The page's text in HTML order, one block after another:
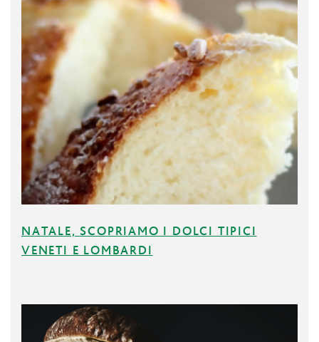
NATALE, SCOPRIAMO I DOLCI TIPICI
VENETI E LOMBARDI